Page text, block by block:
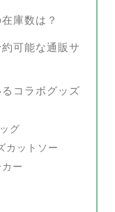
庫数は？
可能な通販サ
コラボグッズ
グ
カットソー
ー